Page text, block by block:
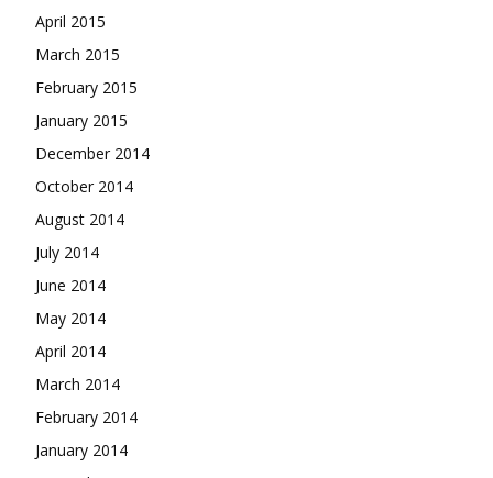
April 2015
March 2015
February 2015
January 2015
December 2014
October 2014
August 2014
July 2014
June 2014
May 2014
April 2014
March 2014
February 2014
January 2014